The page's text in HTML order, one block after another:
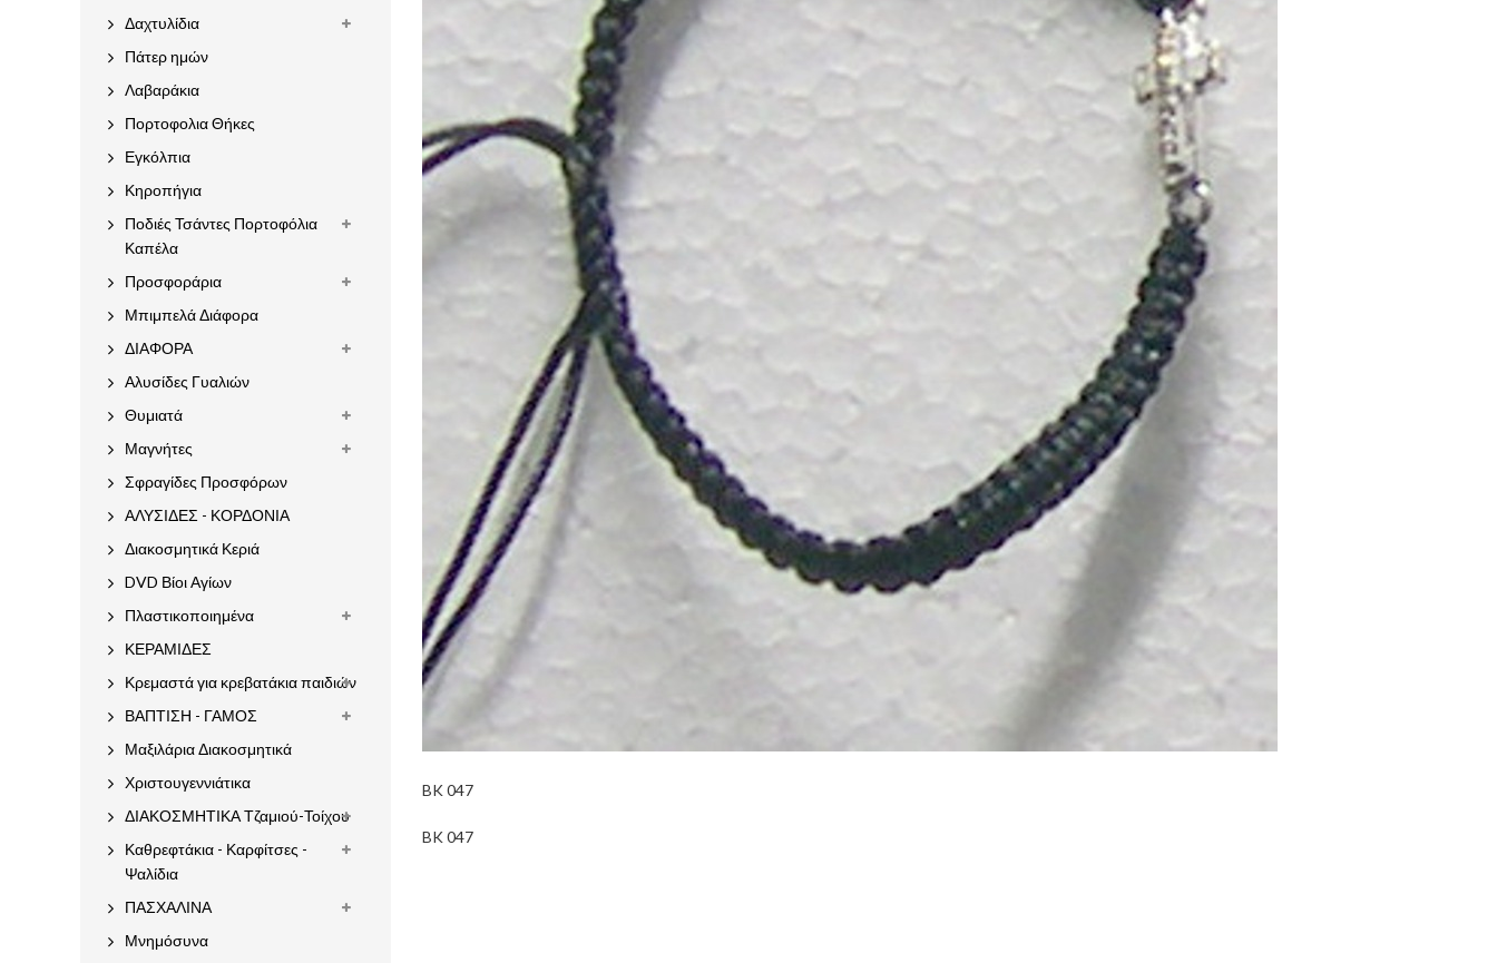
BK 047
BK 047
Δαχτυλίδια
Πάτερ ημών
Λαβαράκια
Πορτοφολια Θήκες
Εγκόλπια
Κηροπήγια
Ποδιές Τσάντες Πορτοφόλια
Καπέλα
Προσφοράρια
Μπιμπελά Διάφορα
ΔΙΑΦΟΡΑ
Αλυσίδες Γυαλιών
Θυμιατά
Μαγνήτες
Σφραγίδες Προσφόρων
ΑΛΥΣΙΔΕΣ - ΚΟΡΔΟΝΙΑ
Διακοσμητικά Κεριά
DVD Βίοι Αγίων
Πλαστικοποιημένα
ΚΕΡΑΜΙΔΕΣ
Κρεμαστά για κρεβατάκια παιδιών
ΒΑΠΤΙΣΗ - ΓΑΜΟΣ
Μαξιλάρια Διακοσμητικά
Χριστουγεννιάτικα
ΔΙΑΚΟΣΜΗΤΙΚΑ Τζαμιού-Τοίχου
Καθρεφτάκια - Καρφίτσες -
Ψαλίδια
ΠΑΣΧΑΛΙΝΑ
Μνημόσυνα